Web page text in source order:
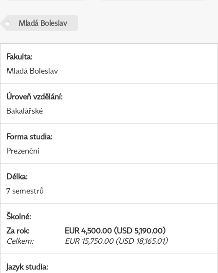
Mladá Boleslav
Fakulta:
Mladá Boleslav
Úroveň vzdělání:
Bakalářské
Forma studia:
Prezenční
Délka:
7 semestrů
Školné:
Za rok:
EUR 4,500.00 (USD 5,190.00)
Celkem: EUR 15,750.00 (USD 18,165.01)
Jazyk studia: